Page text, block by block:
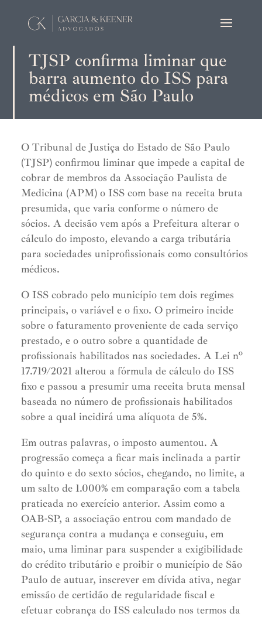
TJSP confirma liminar que
barra aumento do ISS para
médicos em São Paulo
O Tribunal de Justiça do Estado de São Paulo
(TJSP) confirmou liminar que impede a capital de
cobrar de membros da Associação Paulista de
Medicina (APM) o ISS com base na receita bruta
presumida, que varia conforme o número de
sócios. A decisão vem após a Prefeitura alterar o
cálculo do imposto, elevando a carga tributária
para sociedades uniprofissionais como consultórios
médicos.
O ISS cobrado pelo município tem dois regimes
principais, o variável e o fixo. O primeiro incide
sobre o faturamento proveniente de cada serviço
prestado, e o outro sobre a quantidade de
profissionais habilitados nas sociedades. A Lei nº
17.719/2021 alterou a fórmula de cálculo do ISS
fixo e passou a presumir uma receita bruta mensal
baseada no número de profissionais habilitados
sobre a qual incidirá uma alíquota de 5%.
Em outras palavras, o imposto aumentou. A
progressão começa a ficar mais inclinada a partir
do quinto e do sexto sócios, chegando, no limite, a
um salto de 1.000% em comparação com a tabela
praticada no exercício anterior. Assim como a
OAB-SP, a associação entrou com mandado de
segurança contra a mudança e conseguiu, em
maio, uma liminar para suspender a exigibilidade
do crédito tributário e proibir o município de São
Paulo de autuar, inscrever em dívida ativa, negar
emissão de certidão de regularidade fiscal e
efetuar cobrança do ISS calculado nos termos da